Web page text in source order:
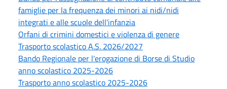
famiglie per la frequenza dei minori ai nidi/nidi
integrati e alle scuole dell'infanzia
Orfani di crimini domestici e violenza di genere
Trasporto scolastico A.S. 2026/2027
Bando Regionale per l'erogazione di Borse di Studio
anno scolastico 2025-2026
Trasporto anno scolastico 2025-2026